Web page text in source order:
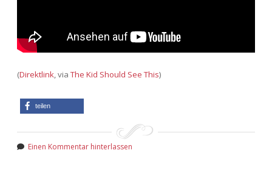
(Direktlink, viaThe Kid Should See This)
teilen
Einen Kommentar hinterlassen